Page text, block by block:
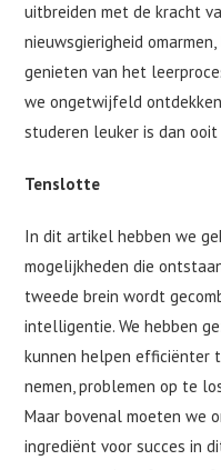
uitbreiden met de kracht
nieuwsgierigheid
genieten van het
we ongetwijfeld
studeren leuker is dan
Tenslotte
In dit artikel hebben we
mogelijkheden die
tweede brein wordt
intelligentie. We hebben
kunnen helpen efficiënter
nemen, problemen op te
Maar bovenal moeten we
ingrediënt voor succes in